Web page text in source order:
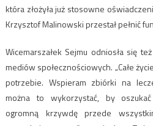
która złożyła już stosowne
Krzysztof Malinowski przestał pełnić
Wicemarszałek Sejmu odniosła się
mediów społecznościowych. „Całe
potrzebie. Wspieram zbiórki na
można to wykorzystać, by
ogromną krzywdę przede